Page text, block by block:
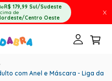
R$ 179,99 Sul/Sudeste
de
Centro Oeste
X
com Anel e Máscara - Liga da